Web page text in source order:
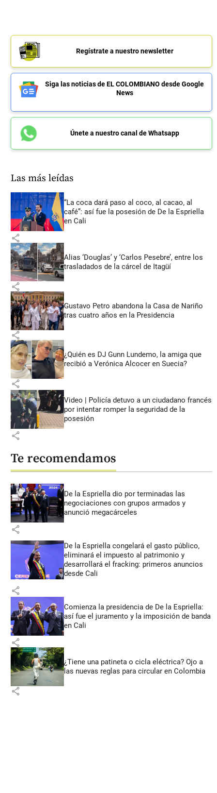
Regístrate a nuestro newsletter
Siga las noticias de EL COLOMBIANO desde Google
News
Únete a nuestro canal de Whatsapp
Las más leídas
“La coca dará paso al coco, al cacao, al
café”: así fue la posesión de De la Espriella
en Cali
share
Alias ‘Douglas’ y ‘Carlos Pesebre’, entre los
trasladados de la cárcel de Itagüí
share
Gustavo Petro abandona la Casa de Nariño
tras cuatro años en la Presidencia
share
¿Quién es DJ Gunn Lundemo, la amiga que
recibió a Verónica Alcocer en Suecia?
share
Video | Policía detuvo a un ciudadano francés
por intentar romper la seguridad de la
posesión
share
Te recomendamos
De la Espriella dio por terminadas las
negociaciones con grupos armados y
anunció megacárceles
share
De la Espriella congelará el gasto público,
eliminará el impuesto al patrimonio y
desarrollará el fracking: primeros anuncios
desde Cali
share
Comienza la presidencia de De la Espriella:
así fue el juramento y la imposición de banda
en Cali
share
¿Tiene una patineta o cicla eléctrica? Ojo a
las nuevas reglas para circular en Colombia
share